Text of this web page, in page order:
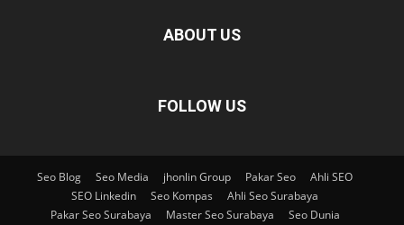
ABOUT US
FOLLOW US
Seo Blog Seo Media jhonlin Group Pakar Seo
Ahli SEO
SEO Linkedin
Seo Kompas
Ahli Seo Surabaya
Pakar Seo Surabaya
Master Seo Surabaya Seo Dunia